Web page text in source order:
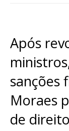
Após
sanções
Moraes
de